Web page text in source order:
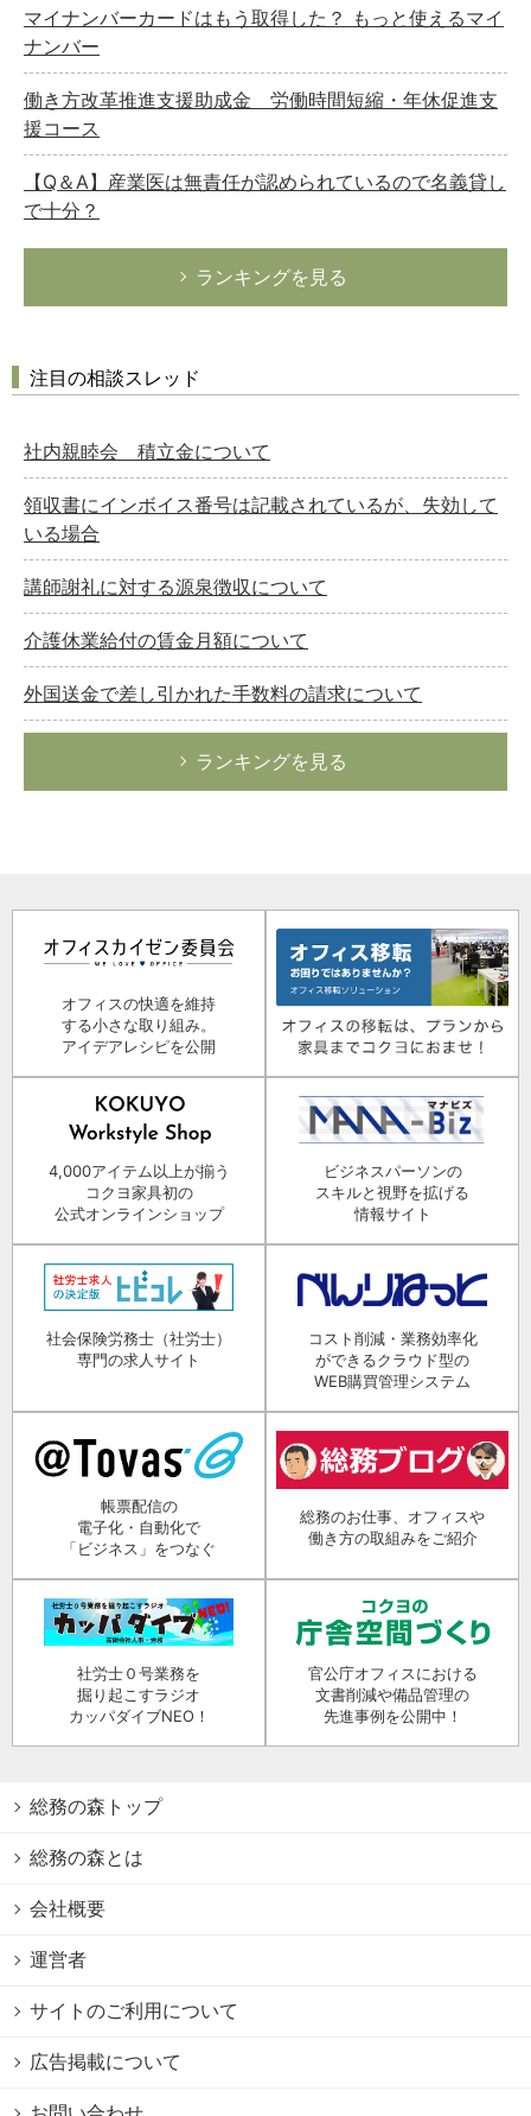
マイナンバーカードはもう取得した？ もっと使えるマイ
ナンバー
働き方改革推進支援助成金 労働時間短縮・年休促進支
援コース
【Q＆A】産業医は無責任が認められているので名義貸し
で十分？
ランキングを見る
注目の相談スレッド
社内親睦会 積立金について
領収書にインボイス番号は記載されているが、失効して
いる場合
講師謝礼に対する源泉徴収について
介護休業給付の賃金月額について
外国送金で差し引かれた手数料の請求について
ランキングを見る
オフィスの快適を維持
する小さな取り組み。
アイデアレシピを公開
4,000アイテム以上が揃う
コクヨ家具初の
公式オンラインショップ
ビジネスパーソンの
スキルと視野を拡げる
情報サイト
社会保険労務士（社労士）
専門の求人サイト
コスト削減・業務効率化
ができるクラウド型の
WEB購買管理システム
帳票配信の
電子化・自動化で
「ビジネス」をつなぐ
総務のお仕事、オフィスや
働き方の取組みをご紹介
社労士０号業務を
掘り起こすラジオ
カッパダイブNEO！
官公庁オフィスにおける
文書削減や備品管理の
先進事例を公開中！
総務の森トップ
総務の森とは
会社概要
運営者
サイトのご利用について
広告掲載について